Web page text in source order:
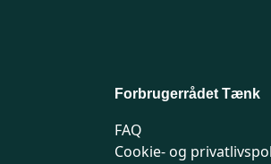
Forbrugerrådet Tænk
FAQ
Cookie- og